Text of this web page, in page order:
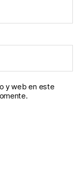
y web en este